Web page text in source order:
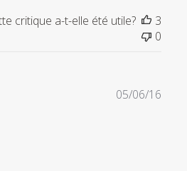
critique a-t-elle été utile?
3
0
05/06/16